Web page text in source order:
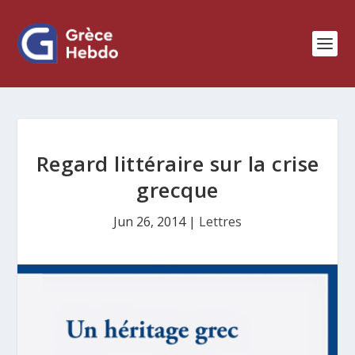
Regard littéraire sur la crise
grecque
Jun 26, 2014| Lettres